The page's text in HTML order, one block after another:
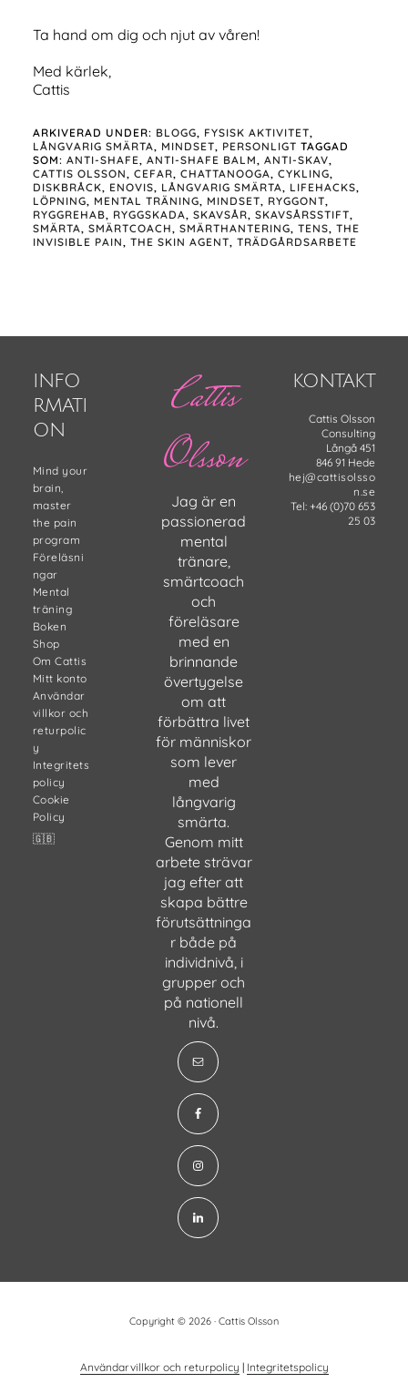
Ta hand om dig och njut av våren!
Med kärlek,
Cattis
ARKIVERAD UNDER: BLOGG, FYSISK AKTIVITET,
LÅNGVARIG SMÄRTA, MINDSET, PERSONLIGT TAGGAD
SOM: ANTI-SHAFE, ANTI-SHAFE BALM, ANTI-SKAV,
CATTIS OLSSON, CEFAR, CHATTANOOGA, CYKLING,
DISKBRÅCK, ENOVIS, LÅNGVARIG SMÄRTA, LIFEHACKS,
LÖPNING, MENTAL TRÄNING, MINDSET, RYGGONT,
RYGGREHAB, RYGGSKADA, SKAVSÅR, SKAVSÅRSSTIFT,
SMÄRTA, SMÄRTCOACH, SMÄRTHANTERING, TENS, THE
INVISIBLE PAIN, THE SKIN AGENT, TRÄDGÅRDSARBETE
INFO
RMATI
ON
Mind your
brain,
master
the pain
program
Föreläsni
ngar
Mental
träning
Boken
Shop
Om Cattis
Mitt konto
Användar
villkor och
returpolic
y
Integritets
policy
Cookie
Policy
🇬🇧
Cattis
Olsson
Jag är en
passionerad
mental
tränare,
smärtcoach
och
föreläsare
med en
brinnande
övertygelse
om att
förbättra livet
för människor
som lever
med
långvarig
smärta.
Genom mitt
arbete strävar
jag efter att
skapa bättre
förutsättninga
r både på
individnivå, i
grupper och
på nationell
nivå.
KONTAKT
Cattis Olsson
Consulting
Långå 451
846 91 Hede
hej@cattisolsso
n.se
Tel: +46 (0)70 653
25 03
Copyright © 2026 · Cattis Olsson
Användarvillkor och returpolicy | Integritetspolicy